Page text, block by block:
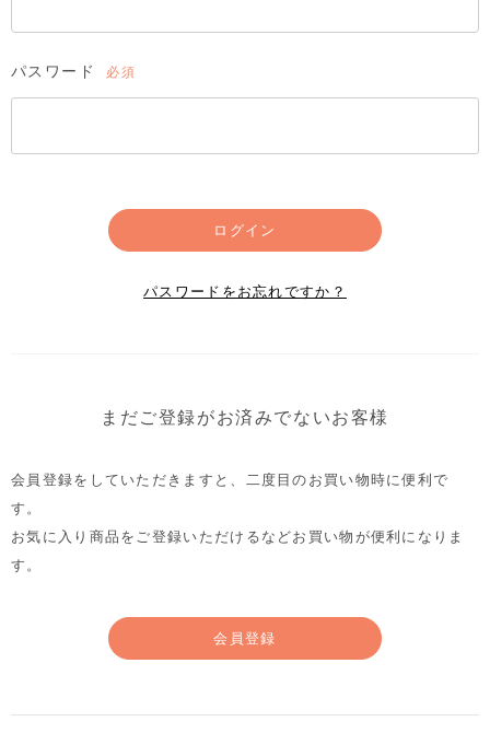
パスワード
須)
ログイン
パスワードをお忘れですか？
まだご登録がお済みでないお客様
会員登録をしていただきますと、二度目のお買い物時に便利で
す。
お気に入り商品をご登録いただけるなどお買い物が便利になりま
す。
会員登録